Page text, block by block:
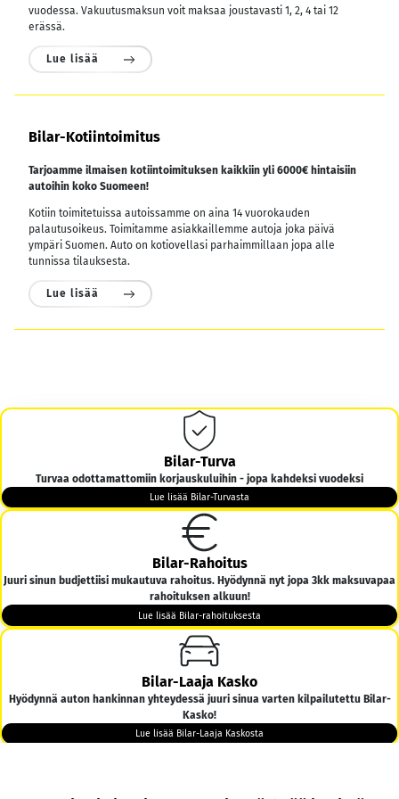
vuodessa. Vakuutusmaksun voit maksaa joustavasti 1, 2, 4 tai 12
erässä.
Lue lisää
Bilar-Kotiintoimitus
Tarjoamme ilmaisen kotiintoimituksen kaikkiin yli 6000€ hintaisiin
autoihin koko Suomeen!
Kotiin toimitetuissa autoissamme on aina 14 vuorokauden
palautusoikeus. Toimitamme asiakkaillemme autoja joka päivä
ympäri Suomen. Auto on kotiovellasi parhaimmillaan jopa alle
tunnissa tilauksesta.
Lue lisää
Bilar-Turva
Turvaa odottamattomiin korjauskuluihin - jopa kahdeksi vuodeksi
Lue lisää Bilar-Turvasta
Bilar-Rahoitus
Juuri sinun budjettiisi mukautuva rahoitus. Hyödynnä nyt jopa 3kk maksuvapaa
rahoituksen alkuun!
Lue lisää Bilar-rahoituksesta
Bilar-Laaja Kasko
Hyödynnä auton hankinnan yhteydessä juuri sinua varten kilpailutettu Bilar-
Kasko!
Lue lisää Bilar-Laaja Kaskosta